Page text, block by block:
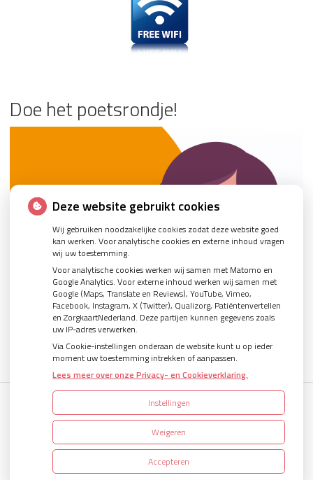
Doe het poetsrondje!
Uw Zorg Online|Beheer
Cookie-instellingen
Deze website gebruikt cookies
Wij gebruiken noodzakelijke cookies zodat deze website goed
kan werken. Voor analytische cookies en externe inhoud vragen
wij uw toestemming.
Voor analytische cookies werken wij samen met Matomo en
Google Analytics. Voor externe inhoud werken wij samen met
Google (Maps, Translate en Reviews), YouTube, Vimeo,
Facebook, Instagram, X (Twitter), Qualizorg, Patiëntenvertellen
en ZorgkaartNederland. Deze partijen kunnen gegevens zoals
uw IP-adres verwerken.
Via Cookie-instellingen onderaan de website kunt u op ieder
moment uw toestemming intrekken of aanpassen.
Lees meer over onze Privacy- en Cookieverklaring.
Instellingen
Weigeren
Accepteren